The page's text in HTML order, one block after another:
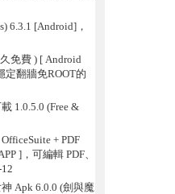
6.3.1 [Android]，
免費 ) [ Android
定翻牆免ROOT的
1.0.5.0 (Free &
+ PDF
]，可編輯 PDF、
Apk 6.0.0 (劍與魔